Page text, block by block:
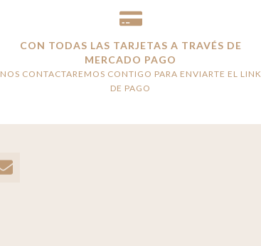
CON TODAS LAS TARJETAS A TRAVÉS DE
MERCADO PAGO
NOS CONTACTAREMOS CONTIGO PARA ENVIARTE EL LINK
DE PAGO